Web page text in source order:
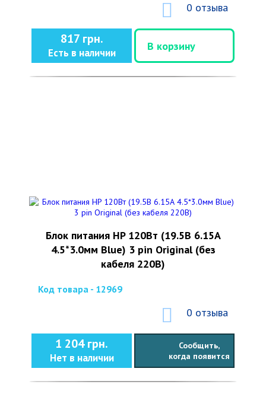
0 отзыва
817 грн.
Есть в наличии
В корзину
Блок питания HP 120Вт (19.5В 6.15А
4.5*3.0мм Blue) 3 pin Original (без
кабеля 220В)
Код товара - 12969
0 отзыва
1 204 грн.
Нет в наличии
Сообщить,
когда появится